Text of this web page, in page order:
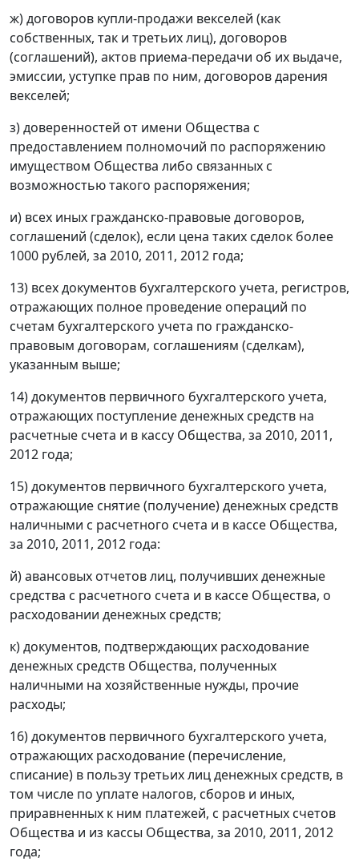
ж) договоров купли-продажи векселей (как
собственных, так и третьих лиц), договоров
(соглашений), актов приема-передачи об их выдаче,
эмиссии, уступке прав по ним, договоров дарения
векселей;
з) доверенностей от имени Общества с
предоставлением полномочий по распоряжению
имуществом Общества либо связанных с
возможностью такого распоряжения;
и) всех иных гражданско-правовые договоров,
соглашений (сделок), если цена таких сделок более
1000 рублей, за 2010, 2011, 2012 года;
13) всех документов бухгалтерского учета, регистров,
отражающих полное проведение операций по
счетам бухгалтерского учета по гражданско-
правовым договорам, соглашениям (сделкам),
указанным выше;
14) документов первичного бухгалтерского учета,
отражающих поступление денежных средств на
расчетные счета и в кассу Общества, за 2010, 2011,
2012 года;
15) документов первичного бухгалтерского учета,
отражающие снятие (получение) денежных средств
наличными с расчетного счета и в кассе Общества,
за 2010, 2011, 2012 года:
й) авансовых отчетов лиц, получивших денежные
средства с расчетного счета и в кассе Общества, о
расходовании денежных средств;
к) документов, подтверждающих расходование
денежных средств Общества, полученных
наличными на хозяйственные нужды, прочие
расходы;
16) документов первичного бухгалтерского учета,
отражающих расходование (перечисление,
списание) в пользу третьих лиц денежных средств, в
том числе по уплате налогов, сборов и иных,
приравненных к ним платежей, с расчетных счетов
Общества и из кассы Общества, за 2010, 2011, 2012
года;